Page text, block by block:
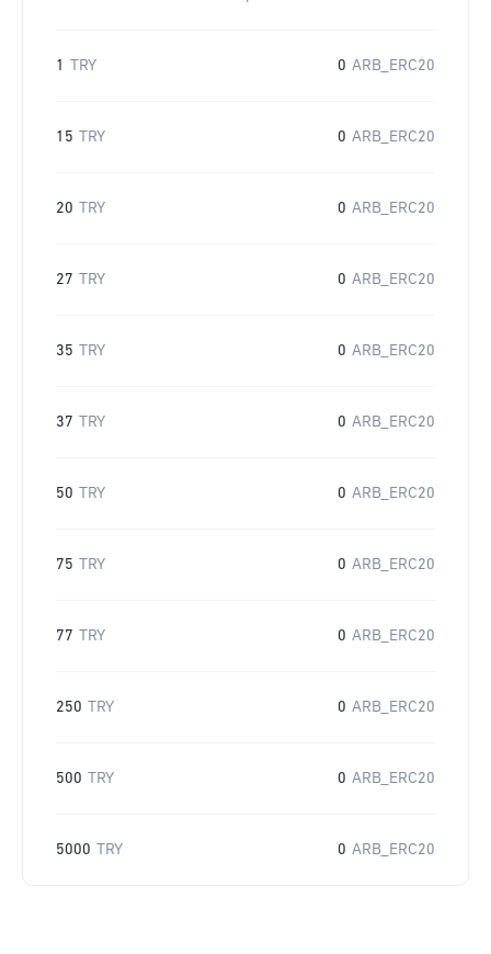
1 TRY 0 ARB_ERC20
15 TRY 0 ARB_ERC20
20 TRY 0 ARB_ERC20
27 TRY 0 ARB_ERC20
35 TRY 0 ARB_ERC20
37 TRY 0 ARB_ERC20
50 TRY 0 ARB_ERC20
75 TRY 0 ARB_ERC20
77 TRY 0 ARB_ERC20
250 TRY 0 ARB_ERC20
500 TRY 0 ARB_ERC20
5000 TRY 0 ARB_ERC20